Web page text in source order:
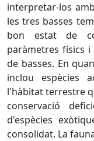
interpretar-los
les tres basses
bon estat de
paràmetres físics
de basses. En
inclou espècies
l'hàbitat terrestre
conservació
d'espècies
consolidat. La